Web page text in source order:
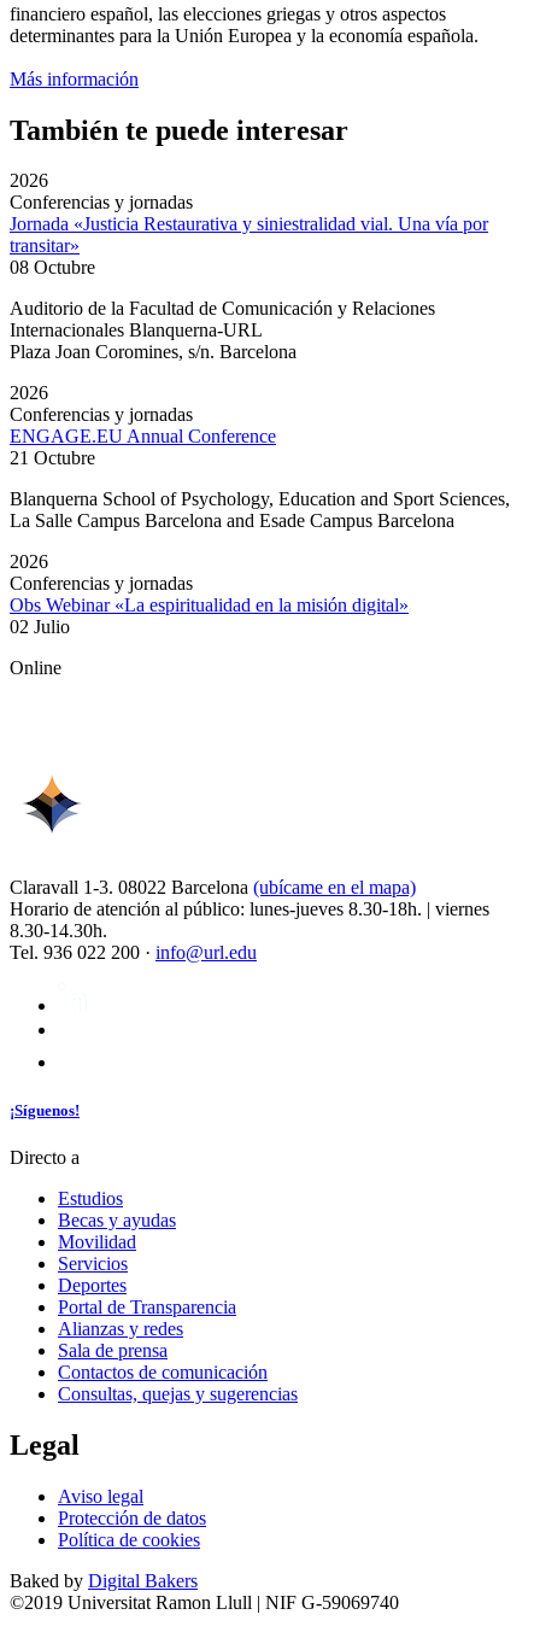
financiero español, las elecciones griegas y otros aspectos
determinantes para la Unión Europea y la economía española.
Más información
También te puede interesar
2026
Conferencias y jornadas
Jornada «Justicia Restaurativa y siniestralidad vial. Una vía por
transitar»
08 Octubre
Auditorio de la Facultad de Comunicación y Relaciones
Internacionales Blanquerna-URL
Plaza Joan Coromines, s/n. Barcelona
2026
Conferencias y jornadas
ENGAGE.EU Annual Conference
21 Octubre
Blanquerna School of Psychology, Education and Sport Sciences,
La Salle Campus Barcelona and Esade Campus Barcelona
2026
Conferencias y jornadas
Obs Webinar «La espiritualidad en la misión digital»
02 Julio
Online
Claravall 1-3. 08022 Barcelona (ubícame en el mapa)
Horario de atención al público: lunes-jueves 8.30-18h. | viernes
8.30-14.30h.
Tel. 936 022 200 · info@url.edu
¡Síguenos!
Directo a
Estudios
Becas y ayudas
Movilidad
Servicios
Deportes
Portal de Transparencia
Alianzas y redes
Sala de prensa
Contactos de comunicación
Consultas, quejas y sugerencias
Legal
Aviso legal
Protección de datos
Política de cookies
Baked by Digital Bakers
©2019 Universitat Ramon Llull | NIF G-59069740